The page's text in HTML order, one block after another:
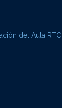
del Aula RTC